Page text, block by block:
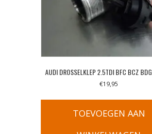
AUDI DROSSELKLEP 2.5TDI BFC BCZ
€19,95
TOEVOEGEN AAN